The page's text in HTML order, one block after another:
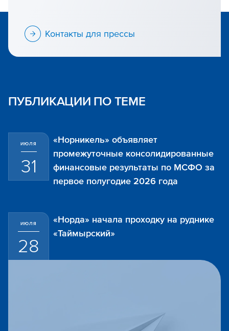
Контакты для прессы
ПУБЛИКАЦИИ ПО ТЕМЕ
ИЮЛЯ
31
«Норникель» объявляет
промежуточные консолидированные
финансовые результаты по МСФО за
первое полугодие 2026 года
ИЮЛЯ
28
«Норда» начала проходку на руднике
«Таймырский»